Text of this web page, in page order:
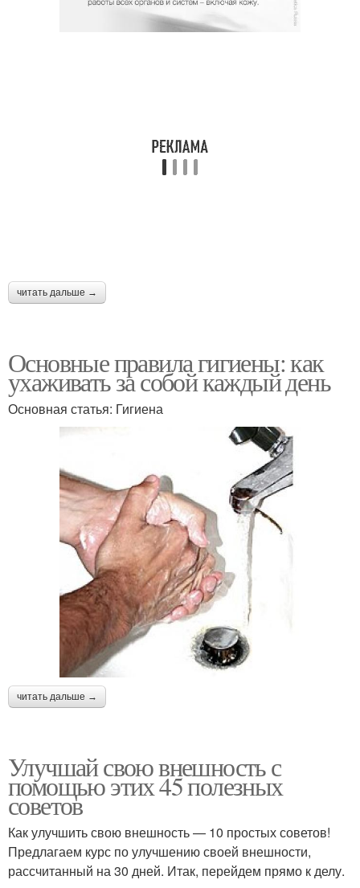
читать дальше →
Основные правила гигиены: как
ухаживать за собой каждый день
Основная статья: Гигиена
читать дальше →
Улучшай свою внешность с
помощью этих 45 полезных
советов
Как улучшить свою внешность — 10 простых советов!
Предлагаем курс по улучшению своей внешности,
рассчитанный на 30 дней. Итак, перейдем прямо к делу.